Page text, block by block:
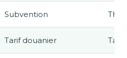
Subvention The
Tarif douanier